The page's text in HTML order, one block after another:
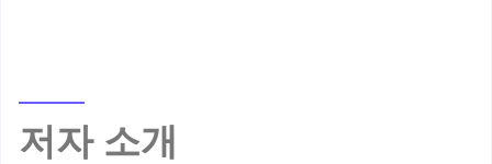
저자 소개